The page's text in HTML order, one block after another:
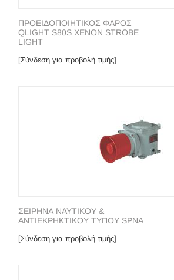
ΠΡΟΕΙΔΟΠΟΙΗΤΙΚΟΣ ΦΑΡΟΣ
QLIGHT S80S XENON STROBE
LIGHT
[Σύνδεση για προβολή τιμής]
ΣΕΙΡΗΝΑ ΝΑΥΤΙΚΟΥ &
ΑΝΤΙΕΚΡΗΚΤΙΚΟΥ ΤΥΠΟΥ SPNA
[Σύνδεση για προβολή τιμής]